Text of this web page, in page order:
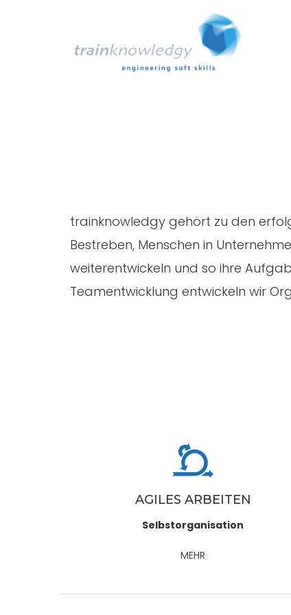
trainknowledgy gehört zu den
Bestreben, Menschen in
weiterentwickeln und so ihre
Teamentwicklung entwickeln wir
AGILES ARBEITEN
Selbstorganisation
MEHR